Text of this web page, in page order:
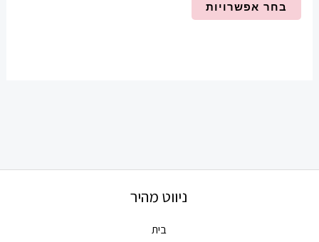
בחר אפשרויות
ניווט מהיר
בית